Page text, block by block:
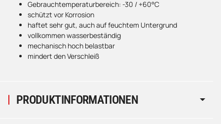
PRODUKTINFORMATIONEN
Gebrauchtemperaturbereich: -30 / +60°C
schützt vor Korrosion
haftet sehr gut, auch auf feuchtem Untergrund
vollkommen wasserbeständig
mechanisch hoch belastbar
mindert den Verschleiß